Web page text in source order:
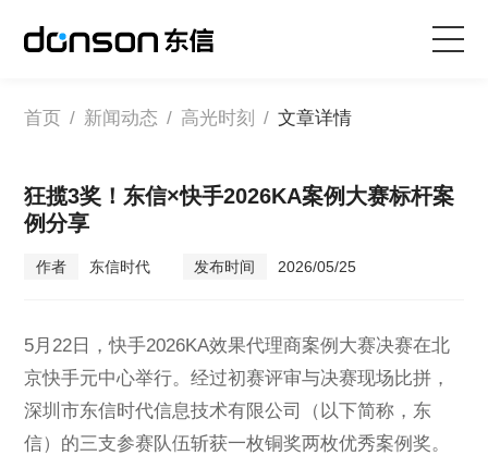
首页
新闻动态
关于东信
首页 / 新闻动态 / 高光时刻 / 文章详情
狂揽3奖！东信×快手2026KA案例大赛标杆案
例分享
作者 东信时代 发布时间 2026/05/25
5月22日，快手2026KA效果代理商案例大赛决赛在北
京快手元中心举行。经过初赛评审与决赛现场比拼，
深圳市东信时代信息技术有限公司（以下简称，东
信）的三支参赛队伍斩获一枚铜奖两枚优秀案例奖。